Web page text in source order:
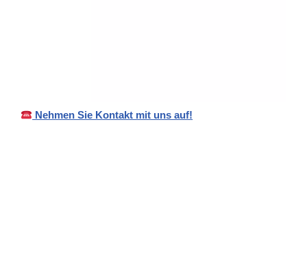
Nehmen Sie Kontakt mit uns auf!